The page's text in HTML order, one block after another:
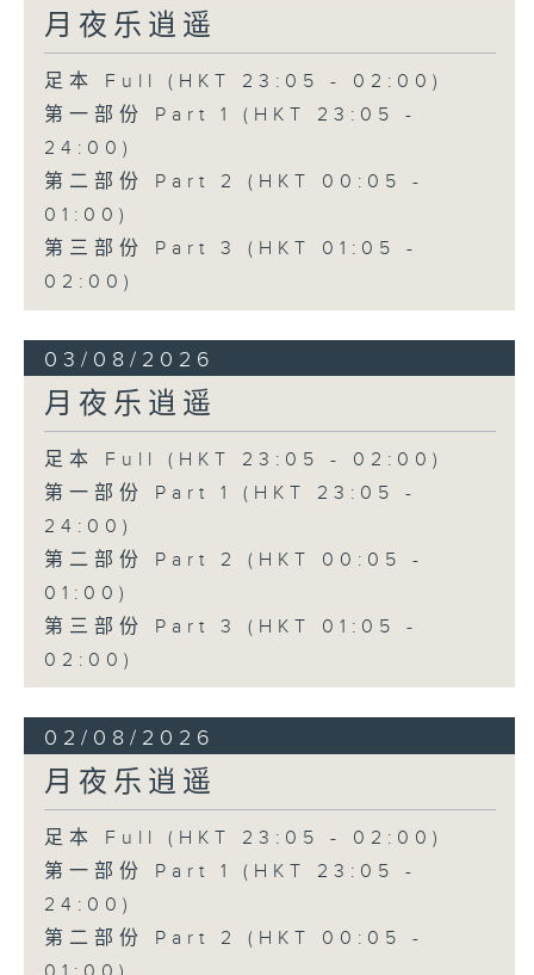
月夜乐逍遥
足本 Full (HKT 23:05 - 02:00)
第一部份 Part 1 (HKT 23:05 -
24:00)
第二部份 Part 2 (HKT 00:05 -
01:00)
第三部份 Part 3 (HKT 01:05 -
02:00)
03/08/2026
月夜乐逍遥
足本 Full (HKT 23:05 - 02:00)
第一部份 Part 1 (HKT 23:05 -
24:00)
第二部份 Part 2 (HKT 00:05 -
01:00)
第三部份 Part 3 (HKT 01:05 -
02:00)
02/08/2026
月夜乐逍遥
足本 Full (HKT 23:05 - 02:00)
第一部份 Part 1 (HKT 23:05 -
24:00)
第二部份 Part 2 (HKT 00:05 -